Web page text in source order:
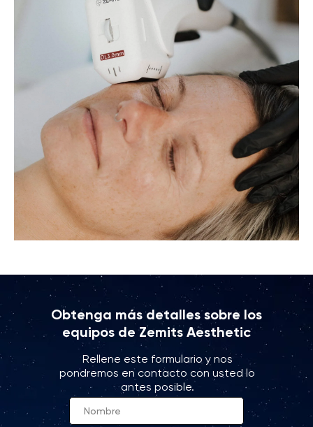
Obtenga más detalles sobre los
equipos de Zemits Aesthetic
Rellene este formulario y nos
pondremos en contacto con usted lo
antes posible.